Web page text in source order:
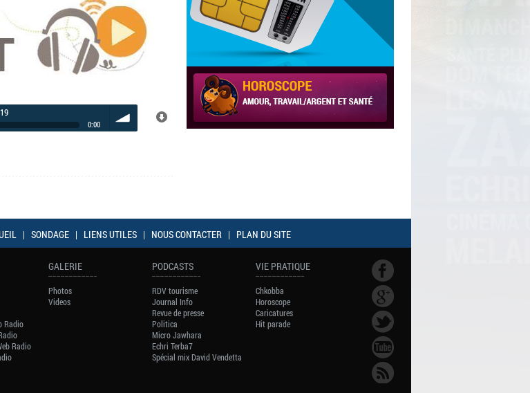
0:00
| SONDAGE | LIENS UTILES | NOUS CONTACTER | PLAN DU SITE
Radio
Radio
GALERIE
Photos
Videos
PODCASTS
RDV tourisme
Journal Info
Revue de presse
Politica
Micro Jawhara
Echri Terba7
Spécial mix David Vendetta
VIE PRATIQUE
Chkobba
Horoscope
Caricatures
Hit parade